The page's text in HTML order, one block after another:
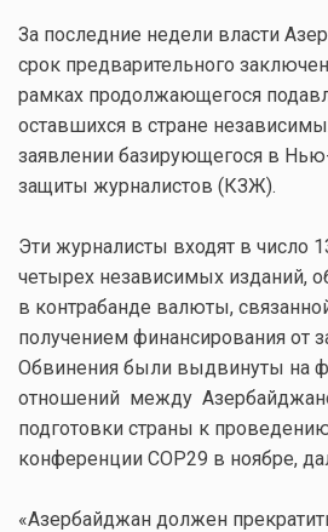
За последние недели власти
срок предварительного
рамках продолжающегося
оставшихся в стране
заявлении базирующегося в
защиты журналистов (КЗЖ).
Эти журналисты входят в число
четырех независимых изданий,
в контрабанде валюты,
получением финансирования от
Обвинения были выдвинуты на
отношений между
подготовки страны к
конференции COP29 в ноябре,
«Азербайджан должен